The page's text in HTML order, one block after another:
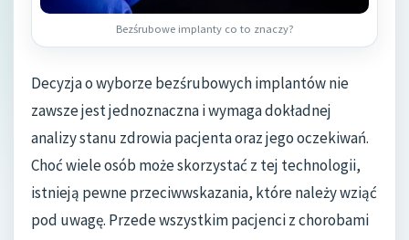
Bezśrubowe implanty co to znaczy?
Decyzja o wyborze bezśrubowych implantów nie
zawsze jest jednoznaczna i wymaga dokładnej
analizy stanu zdrowia pacjenta oraz jego oczekiwań.
Choć wiele osób może skorzystać z tej technologii,
istnieją pewne przeciwwskazania, które należy wziąć
pod uwagę. Przede wszystkim pacjenci z chorobami